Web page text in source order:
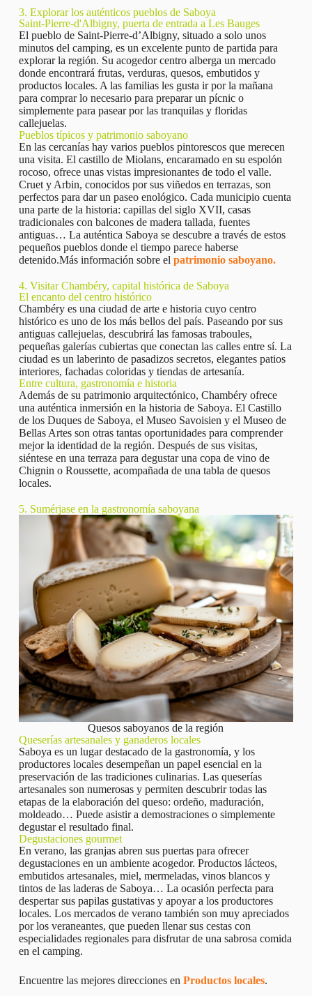
3. Explorar los auténticos pueblos de Saboya
Saint-Pierre-d'Albigny, puerta de entrada a Les Bauges
El pueblo de Saint-Pierre-d’Albigny, situado a solo unos
minutos del camping, es un excelente punto de partida para
explorar la región. Su acogedor centro alberga un mercado
donde encontrará frutas, verduras, quesos, embutidos y
productos locales. A las familias les gusta ir por la mañana
para comprar lo necesario para preparar un pícnic o
simplemente para pasear por las tranquilas y floridas
callejuelas.
Pueblos típicos y patrimonio saboyano
En las cercanías hay varios pueblos pintorescos que merecen
una visita. El castillo de Miolans, encaramado en su espolón
rocoso, ofrece unas vistas impresionantes de todo el valle.
Cruet y Arbin, conocidos por sus viñedos en terrazas, son
perfectos para dar un paseo enológico. Cada municipio cuenta
una parte de la historia: capillas del siglo XVII, casas
tradicionales con balcones de madera tallada, fuentes
antiguas… La auténtica Saboya se descubre a través de estos
pequeños pueblos donde el tiempo parece haberse
detenido.Más información sobre el patrimonio saboyano.
4. Visitar Chambéry, capital histórica de Saboya
El encanto del centro histórico
Chambéry es una ciudad de arte e historia cuyo centro
histórico es uno de los más bellos del país. Paseando por sus
antiguas callejuelas, descubrirá las famosas traboules,
pequeñas galerías cubiertas que conectan las calles entre sí. La
ciudad es un laberinto de pasadizos secretos, elegantes patios
interiores, fachadas coloridas y tiendas de artesanía.
Entre cultura, gastronomía e historia
Además de su patrimonio arquitectónico, Chambéry ofrece
una auténtica inmersión en la historia de Saboya. El Castillo
de los Duques de Saboya, el Museo Savoisien y el Museo de
Bellas Artes son otras tantas oportunidades para comprender
mejor la identidad de la región. Después de sus visitas,
siéntese en una terraza para degustar una copa de vino de
Chignin o Roussette, acompañada de una tabla de quesos
locales.
5. Sumérjase en la gastronomía saboyana
Quesos saboyanos de la región
Queserías artesanales y ganaderos locales
Saboya es un lugar destacado de la gastronomía, y los
productores locales desempeñan un papel esencial en la
preservación de las tradiciones culinarias. Las queserías
artesanales son numerosas y permiten descubrir todas las
etapas de la elaboración del queso: ordeño, maduración,
moldeado… Puede asistir a demostraciones o simplemente
degustar el resultado final.
Degustaciones gourmet
En verano, las granjas abren sus puertas para ofrecer
degustaciones en un ambiente acogedor. Productos lácteos,
embutidos artesanales, miel, mermeladas, vinos blancos y
tintos de las laderas de Saboya… La ocasión perfecta para
despertar sus papilas gustativas y apoyar a los productores
locales. Los mercados de verano también son muy apreciados
por los veraneantes, que pueden llenar sus cestas con
especialidades regionales para disfrutar de una sabrosa comida
en el camping.
Encuentre las mejores direcciones en Productos locales.